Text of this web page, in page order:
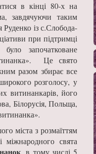
в кінці 80-х на
завдячуючи таким
із с.Слобода-
при підтримці
започатковане
Це свято
разом збирає все
розголосу, у
витинанкарів, його
Білорусія, Польща,
міста з розмаїттям
міжнародного свята
, в тому числі 5